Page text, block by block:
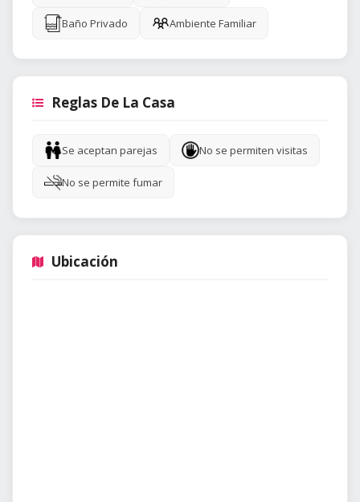
Baño Privado Ambiente Familiar
Reglas De La Casa
Se aceptan parejas No se permiten visitas
No se permite fumar
Ubicación